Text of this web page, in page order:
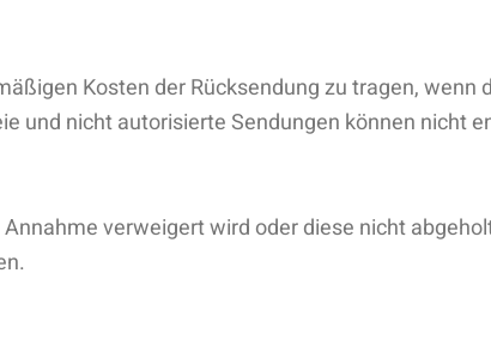
Kosten der Rücksendung zu tragen,
und nicht autorisierte Sendungen können nicht
verweigert wird oder diese nicht